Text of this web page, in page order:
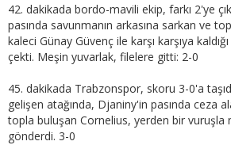
42. dakikada bordo-mavili ekip, farkı 2'ye
pasında savunmanın arkasına sarkan ve
kaleci Günay Güvenç ile karşı karşıya
çekti. Meşin yuvarlak, filelere gitti: 2-0
45. dakikada Trabzonspor, skoru 3-0'a
gelişen atağında, Djaniny'in pasında ceza
topla buluşan Cornelius, yerden bir vuruşla
gönderdi. 3-0